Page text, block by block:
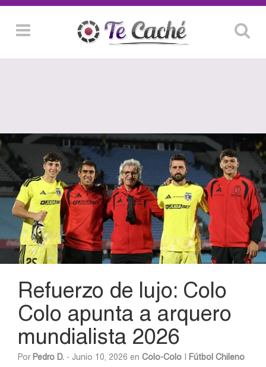
Refuerzo de lujo: Colo
Colo apunta a arquero
mundialista 2026
Por Pedro D. - Junio 10, 2026 en Colo-Colo Fútbol Chileno